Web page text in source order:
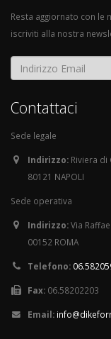
Resta aggiornato con le
iscriviti alla nostra
Contattaci
Sede legale
Indirizzo: Riviera di
80121 NAPOLI
Sede operativa
Indirizzo:Via
00152 ROMA
Telefono:
Fax: 06.58202203
Email: